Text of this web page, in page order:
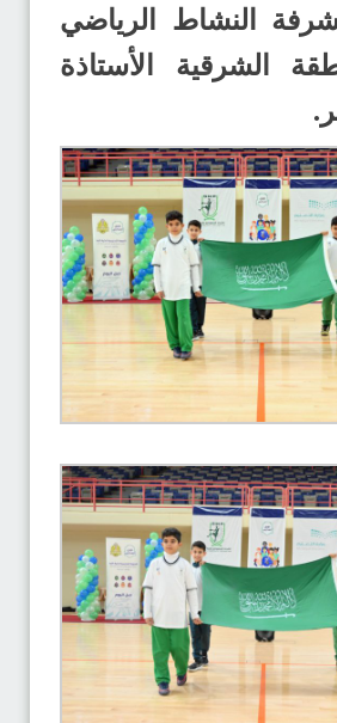
النشاط الرياضي
الشرقية الأستاذة